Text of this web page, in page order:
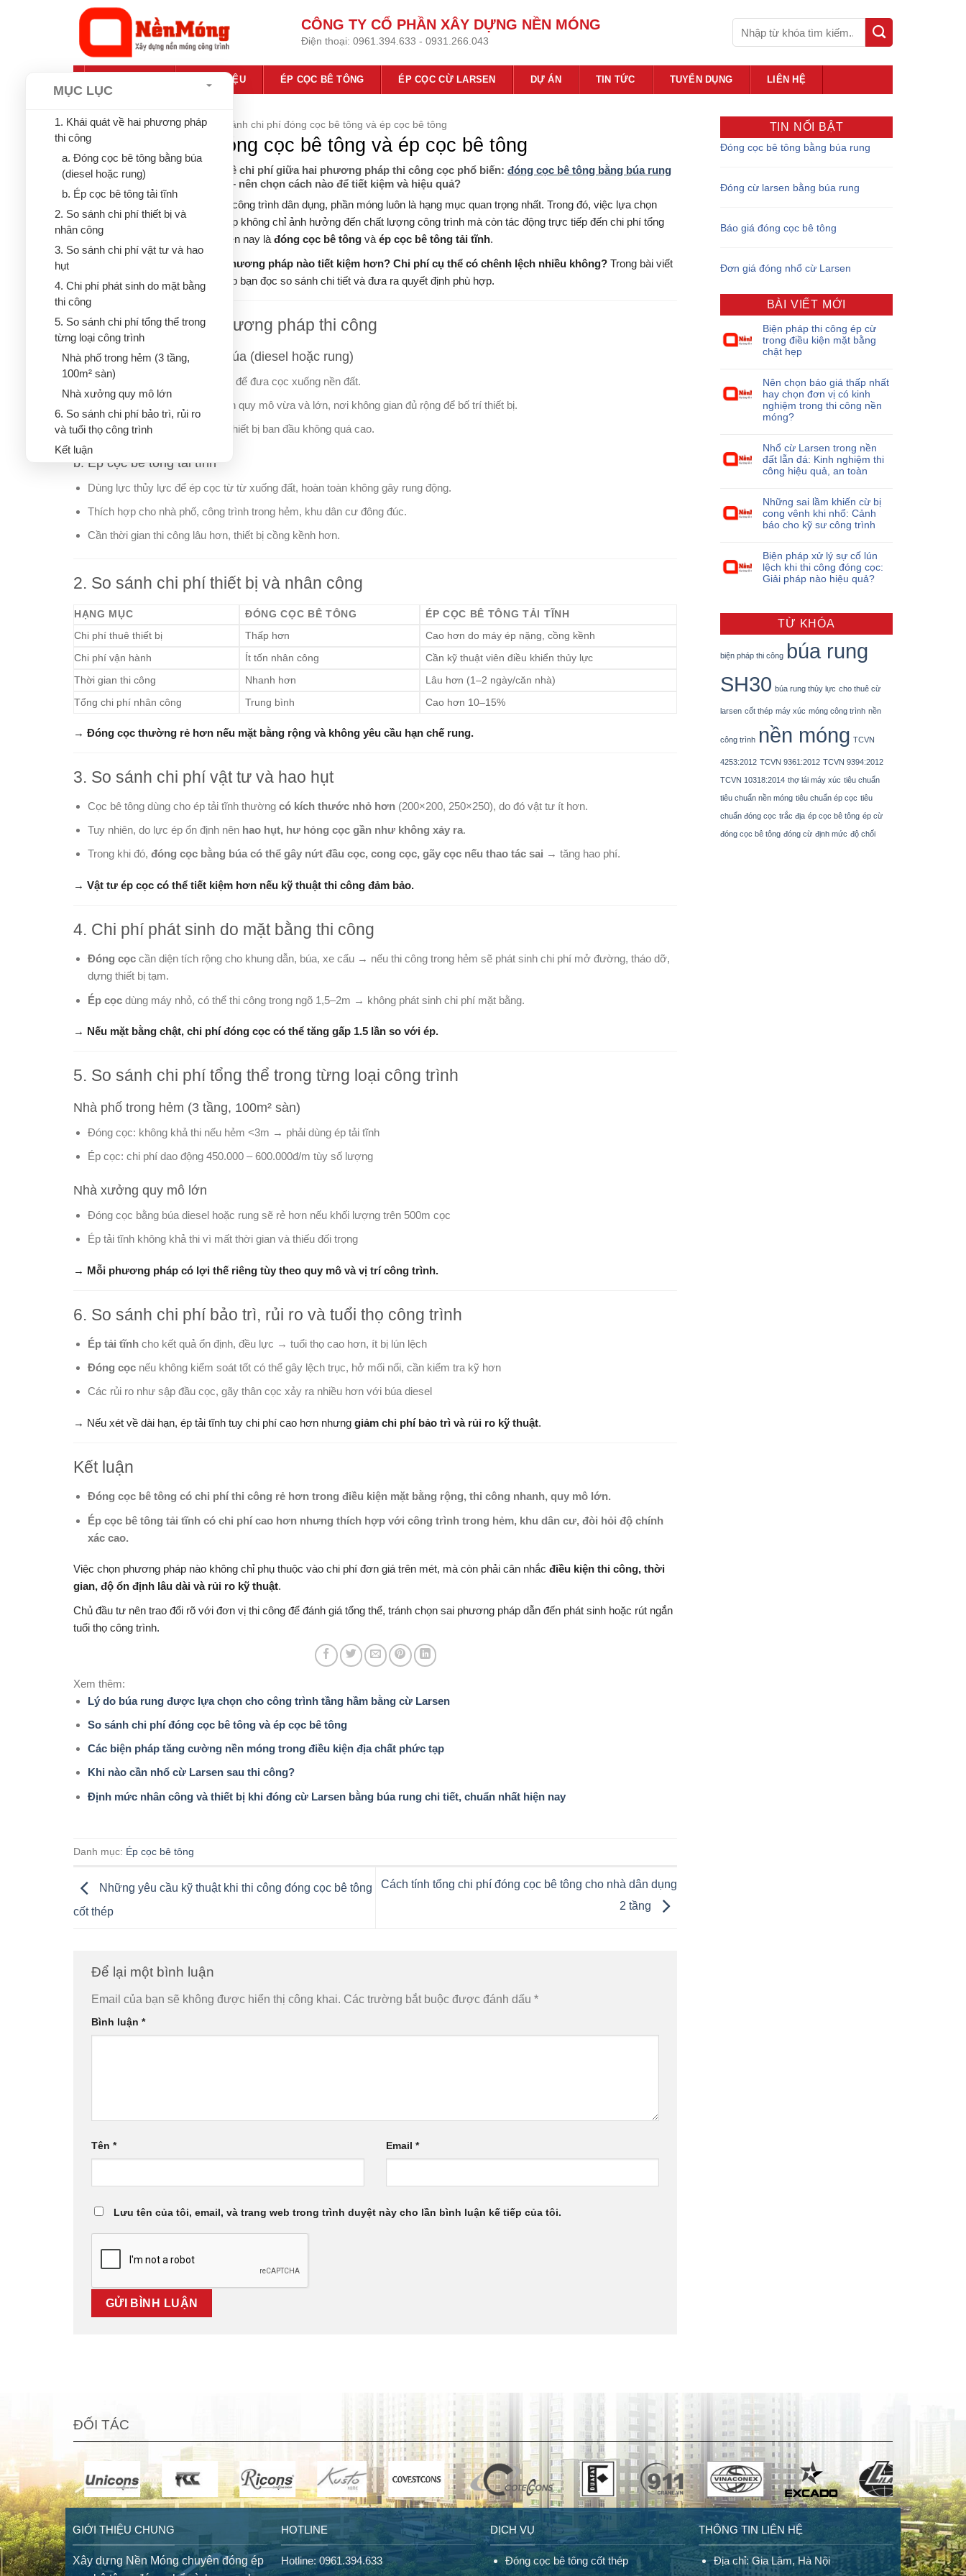
CÔNG TY CỔ PHẦN XÂY DỰNG NỀN MÓNG
Điện thoại: 0961.394.633 - 0931.266.043
GIỚI THIỆU ÉP CỌC BÊ TÔNG ÉP CỌC CỪ LARSEN DỰ ÁN TIN TỨC TUYỂN DỤNG LIÊN HỆ
Trang chủ»Ép cọc bê tông» So sánh chi phí đóng cọc bê tông và ép cọc bê tông
So sánh chi phí đóng cọc bê tông và ép cọc bê tông
MỤC LỤC
1. Khái quát về hai phương pháp
thi công
a. Đóng cọc bê tông bằng búa
(diesel hoặc rung)
b. Ép cọc bê tông tải tĩnh
2. So sánh chi phí thiết bị và
nhân công
3. So sánh chi phí vật tư và hao
hụt
4. Chi phí phát sinh do mặt bằng
thi công
5. So sánh chi phí tổng thể trong
từng loại công trình
Nhà phố trong hẻm (3 tầng,
100m² sàn)
Nhà xưởng quy mô lớn
6. So sánh chi phí bảo trì, rủi ro
và tuổi thọ công trình
Kết luận
Phân tích chi tiết sự khác biệt về chi phí giữa hai phương pháp thi công cọc phổ biến: đóng cọc bê tông bằng búa rung
và ép cọc bê tông bằng tải tĩnh – nên chọn cách nào để tiết kiệm và hiệu quả?
Khi bắt đầu xây dựng nhà ở hoặc công trình dân dụng, phần móng luôn là hạng mục quan trọng nhất. Trong đó, việc lựa chọn
phương pháp thi công cọc phù hợp không chỉ ảnh hưởng đến chất lượng công trình mà còn tác động trực tiếp đến chi phí tổng
thể. Hai phương pháp phổ biến hiện nay là đóng cọc bê tông và ép cọc bê tông tải tĩnh.
phương pháp nào tiết kiệm hơn? Chi phí cụ thể có chênh lệch nhiều không? Trong bài viết
này, Xây Dựng Nền Móng sẽ giúp bạn đọc so sánh chi tiết và đưa ra quyết định phù hợp.
1. Khái quát về hai phương pháp thi công
a. Đóng cọc bê tông bằng búa (diesel hoặc rung)
Dùng lực va đập hoặc lực rung để đưa cọc xuống nền đất.
Thường áp dụng cho công trình quy mô vừa và lớn, nơi không gian đủ rộng để bố trí thiết bị.
Có thể thi công nhanh, chi phí thiết bị ban đầu không quá cao.
b. Ép cọc bê tông tải tĩnh
Dùng lực thủy lực để ép cọc từ từ xuống đất, hoàn toàn không gây rung động.
Thích hợp cho nhà phố, công trình trong hẻm, khu dân cư đông đúc.
Cần thời gian thi công lâu hơn, thiết bị cồng kềnh hơn.
2. So sánh chi phí thiết bị và nhân công
HẠNG MỤC ĐÓNG CỌC BÊ TÔNG
ÉP CỌC BÊ TÔNG TẢI TĨNH
Chi phí thuê thiết bị
Thấp hơn Cao hơn do máy ép nặng, cồng kềnh
Chi phí vận hành Ít tốn nhân công Cần kỹ thuật viên điều khiển thủy lực
Thời gian thi công Nhanh hơn Lâu hơn (1–2 ngày/căn nhà)
Tổng chi phí nhân công Trung bình Cao hơn 10–15%
→ Đóng cọc thường rẻ hơn nếu mặt bằng rộng và không yêu cầu hạn chế rung.
3. So sánh chi phí vật tư và hao hụt
Cọc bê tông dùng cho ép tải tĩnh thường có kích thước nhỏ hơn(200×200, 250×250), do đó vật tư ít hơn.
Tuy nhiên, do lực ép ổn định nên hao hụt, hư hỏng cọc gần như không xảy ra.
Trong khi đó, đóng cọc bằng búa có thể gây nứt đầu cọc, cong cọc, gãy cọc nếu thao tác sai → tăng hao phí.
→ Vật tư ép cọc có thể tiết kiệm hơn nếu kỹ thuật thi công đảm bảo.
4. Chi phí phát sinh do mặt bằng thi công
Đóng cọccần diện tích rộng cho khung dẫn, búa, xe cẩu → nếu thi công trong hẻm sẽ phát sinh chi phí mở đường, tháo dỡ,
dựng thiết bị tạm.
Ép cọcdùng máy nhỏ, có thể thi công trong ngõ 1,5–2m → không phát sinh chi phí mặt bằng.
→ Nếu mặt bằng chật, chi phí đóng cọc có thể tăng gấp 1.5 lần so với ép.
5. So sánh chi phí tổng thể trong từng loại công trình
Nhà phố trong hẻm (3 tầng, 100m² sàn)
Đóng cọc: không khả thi nếu hẻm <3m → phải dùng ép tải tĩnh
Ép cọc: chi phí dao động 450.000 – 600.000đ/m tùy số lượng
Nhà xưởng quy mô lớn
Đóng cọc bằng búa diesel hoặc rung sẽ rẻ hơn nếu khối lượng trên 500m cọc
Ép tải tĩnh không khả thi vì mất thời gian và thiếu đối trọng
→ Mỗi phương pháp có lợi thế riêng tùy theo quy mô và vị trí công trình.
6. So sánh chi phí bảo trì, rủi ro và tuổi thọ công trình
Ép tải tĩnhcho kết quả ổn định, đều lực → tuổi thọ cao hơn, ít bị lún lệch
Đóng cọcnếu không kiểm soát tốt có thể gây lệch trục, hở mối nối, cần kiểm tra kỹ hơn
Các rủi ro như sập đầu cọc, gãy thân cọc xảy ra nhiều hơn với búa diesel
→ Nếu xét về dài hạn, ép tải tĩnh tuy chi phí cao hơn nhưng giảm chi phí bảo trì và rủi ro kỹ thuật.
Kết luận
Đóng cọc bê tông có chi phí thi công rẻ hơn trong điều kiện mặt bằng rộng, thi công nhanh, quy mô lớn.
Ép cọc bê tông tải tĩnh có chi phí cao hơn nhưng thích hợp với công trình trong hẻm, khu dân cư, đòi hỏi độ chính
xác cao.
Việc chọn phương pháp nào không chỉ phụ thuộc vào chi phí đơn giá trên mét, mà còn phải cân nhắc điều kiện thi công, thời
gian, độ ổn định lâu dài và rủi ro kỹ thuật.
Chủ đầu tư nên trao đổi rõ với đơn vị thi công để đánh giá tổng thể, tránh chọn sai phương pháp dẫn đến phát sinh hoặc rút ngắn
tuổi thọ công trình.
Xem thêm:
Lý do búa rung được lựa chọn cho công trình tầng hầm bằng cừ Larsen
So sánh chi phí đóng cọc bê tông và ép cọc bê tông
Các biện pháp tăng cường nền móng trong điều kiện địa chất phức tạp
Khi nào cần nhổ cừ Larsen sau thi công?
Định mức nhân công và thiết bị khi đóng cừ Larsen bằng búa rung chi tiết, chuẩn nhất hiện nay
Danh mục: Ép cọc bê tông
Những yêu cầu kỹ thuật khi thi công đóng cọc bê tông
cốt thép
Cách tính tổng chi phí đóng cọc bê tông cho nhà dân dụng
2 tầng
Để lại một bình luận
Email của bạn sẽ không được hiển thị công khai. Các trường bắt buộc được đánh dấu *
Bình luận *
Tên * Email *
Lưu tên của tôi, email, và trang web trong trình duyệt này cho lần bình luận kế tiếp của tôi.
TIN NỔI BẬT
Đóng cọc bê tông bằng búa rung
Đóng cừ larsen bằng búa rung
Báo giá đóng cọc bê tông
Đơn giá đóng nhổ cừ Larsen
BÀI VIẾT MỚI
Biện pháp thi công ép cừ
trong điều kiện mặt bằng
chật hẹp
Nên chọn báo giá thấp nhất
hay chọn đơn vị có kinh
nghiệm trong thi công nền
móng?
Nhổ cừ Larsen trong nền
đất lẫn đá: Kinh nghiệm thi
công hiệu quả, an toàn
Những sai lầm khiến cừ bị
cong vênh khi nhổ: Cảnh
báo cho kỹ sư công trình
Biện pháp xử lý sự cố lún
lệch khi thi công đóng cọc:
Giải pháp nào hiệu quả?
TỪ KHÓA
biện pháp thi công búa rung
SH30 búa rung thủy lực cho thuê cừ
larsen cốt thép máy xúc móng công trình nền
công trình nền móng TCVN
4253:2012 TCVN 9361:2012 TCVN 9394:2012
TCVN 10318:2014 thợ lái máy xúc tiêu chuẩn
tiêu chuẩn nền móng tiêu chuẩn ép cọc tiêu
chuẩn đóng cọc trắc địa ép cọc bê tông ép cừ
đóng cọc bê tông đóng cừ định mức độ chối
ĐỐI TÁC
GIỚI THIỆU CHUNG
Xây dựng Nền Móng chuyên đóng ép
HOTLINE
Hotline: 0961.394.633
DỊCH VỤ
Đóng cọc bê tông cốt thép
THÔNG TIN LIÊN HỆ
Địa chỉ: Gia Lâm, Hà Nội